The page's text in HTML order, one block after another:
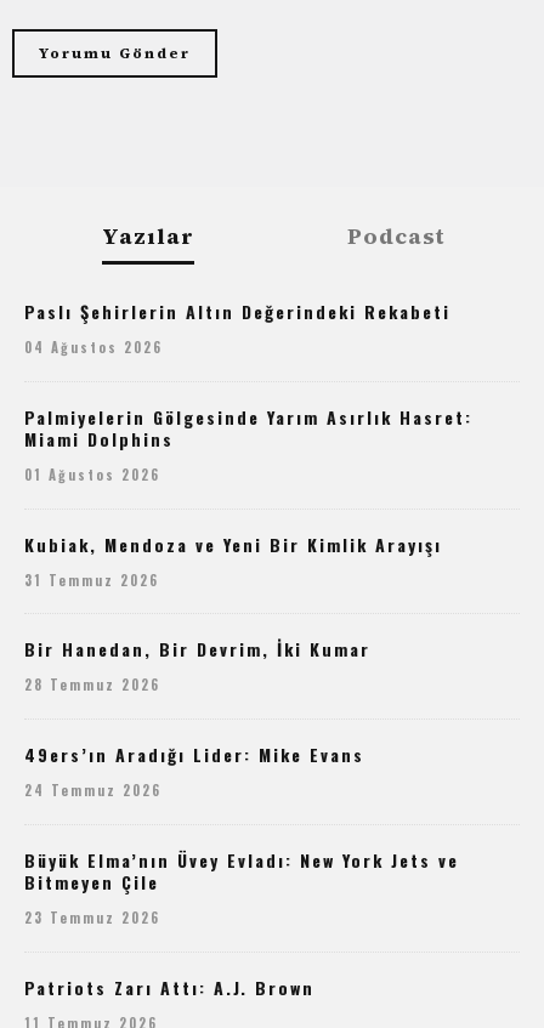
Yazılar Podcast
Paslı Şehirlerin Altın Değerindeki Rekabeti
04 Ağustos 2026
Palmiyelerin Gölgesinde Yarım Asırlık Hasret:
Miami Dolphins
01 Ağustos 2026
Kubiak, Mendoza ve Yeni Bir Kimlik Arayışı
31 Temmuz 2026
Bir Hanedan, Bir Devrim, İki Kumar
28 Temmuz 2026
49ers’ın Aradığı Lider: Mike Evans
24 Temmuz 2026
Büyük Elma’nın Üvey Evladı: New York Jets ve
Bitmeyen Çile
23 Temmuz 2026
Patriots Zarı Attı: A.J. Brown
11 Temmuz 2026